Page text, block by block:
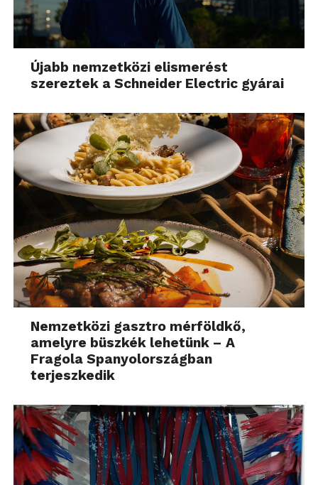
Újabb nemzetközi elismerést
szereztek a Schneider Electric gyárai
Nemzetközi gasztro mérföldkő,
amelyre büszkék lehetünk – A
Fragola Spanyolországban
terjeszkedik